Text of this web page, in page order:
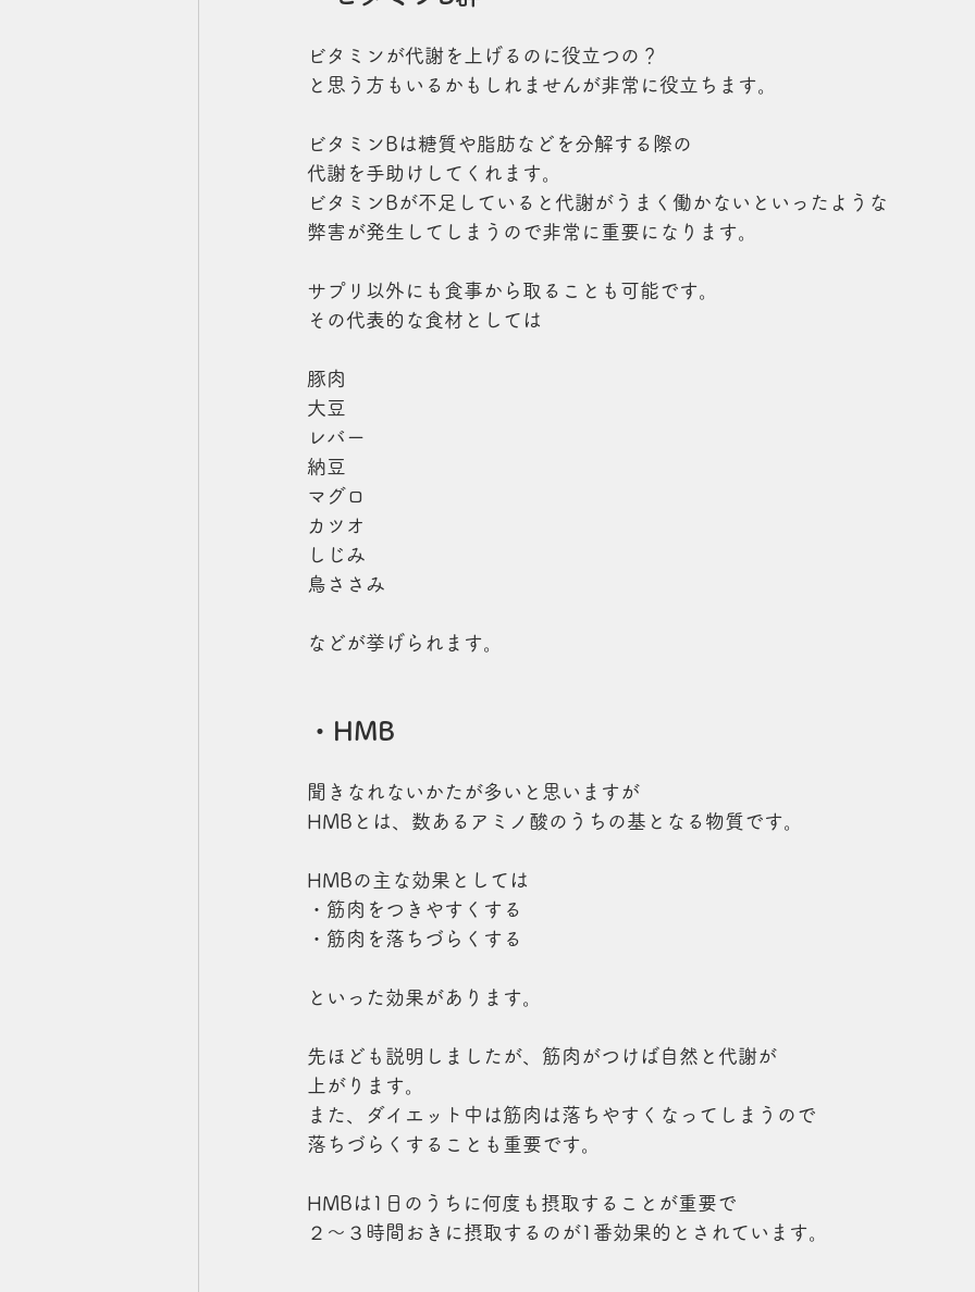
ビタミンが代謝を上げるのに役立つの？
と思う方もいるかもしれませんが非常に役立ちます。
ビタミンBは糖質や脂肪などを分解する際の
代謝を手助けしてくれます。
ビタミンBが不足していると代謝がうまく働かないといったような
弊害が発生してしまうので非常に重要になります。
サプリ以外にも食事から取ることも可能です。
その代表的な食材としては
豚肉
大豆
レバー
納豆
マグロ
カツオ
しじみ
鳥ささみ
などが挙げられます。
・HMB
聞きなれないかたが多いと思いますが
HMBとは、数あるアミノ酸のうちの基となる物質です。
HMBの主な効果としては
・筋肉をつきやすくする
・筋肉を落ちづらくする
といった効果があります。
先ほども説明しましたが、筋肉がつけば自然と代謝が
上がります。
また、ダイエット中は筋肉は落ちやすくなってしまうので
落ちづらくすることも重要です。
HMBは1日のうちに何度も摂取することが重要で
２〜３時間おきに摂取するのが1番効果的とされています。